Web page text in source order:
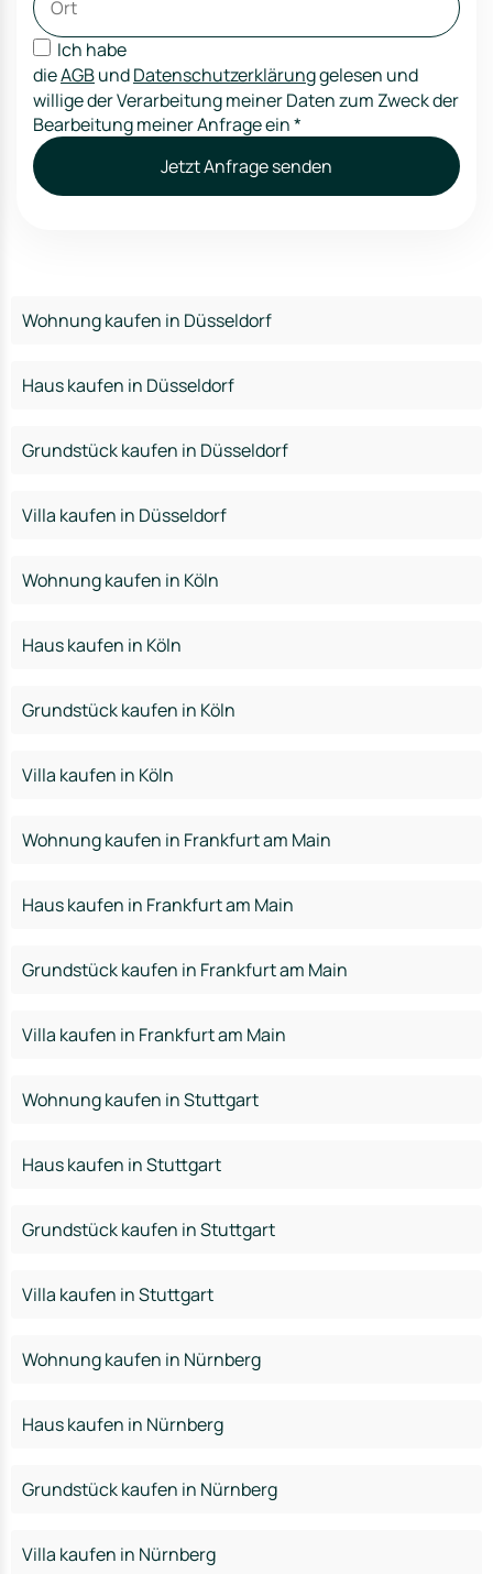
Ich habe
dieAGBundDatenschutzerklärunggelesen und
willige der Verarbeitung meiner Daten zum Zweck der
Bearbeitung meiner Anfrage ein*
Jetzt Anfrage senden
Wohnung kaufen in Düsseldorf
Haus kaufen in Düsseldorf
Grundstück kaufen in Düsseldorf
Villa kaufen in Düsseldorf
Wohnung kaufen in Köln
Haus kaufen in Köln
Grundstück kaufen in Köln
Villa kaufen in Köln
Wohnung kaufen in Frankfurt am Main
Haus kaufen in Frankfurt am Main
Grundstück kaufen in Frankfurt am Main
Villa kaufen in Frankfurt am Main
Wohnung kaufen in Stuttgart
Haus kaufen in Stuttgart
Grundstück kaufen in Stuttgart
Villa kaufen in Stuttgart
Wohnung kaufen in Nürnberg
Haus kaufen in Nürnberg
Grundstück kaufen in Nürnberg
Villa kaufen in Nürnberg